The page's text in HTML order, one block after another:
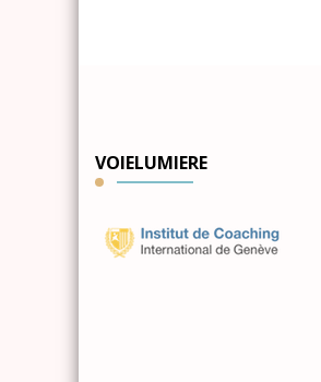
VOIELUMIERE